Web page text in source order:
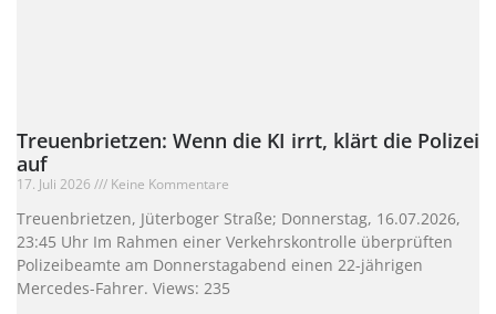
Treuenbrietzen: Wenn die KI irrt, klärt die Polizei
auf
17. Juli 2026 Keine Kommentare
Treuenbrietzen, Jüterboger Straße; Donnerstag, 16.07.2026,
23:45 Uhr Im Rahmen einer Verkehrskontrolle überprüften
Polizeibeamte am Donnerstagabend einen 22-jährigen
Mercedes-Fahrer. Views: 235